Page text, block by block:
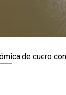
de cuero